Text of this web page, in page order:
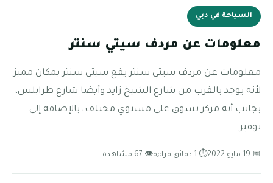
السياحة في دبي
معلومات عن مردف سيتي سنتر
معلومات عن مردف سيتي سنتر يقع سيتي سنتر بمكان مميز
لأنه يوجد بالقرب من شارع الشيخ زايد وأيضا شارع طرابلس،
بجانب أنه مركز تسوق على مستوي مختلف، بالإضافة إلى
توفير
📅 19 مايو 2022 ⏱ 1 دقائق قراءة 👁 67 مشاهدة